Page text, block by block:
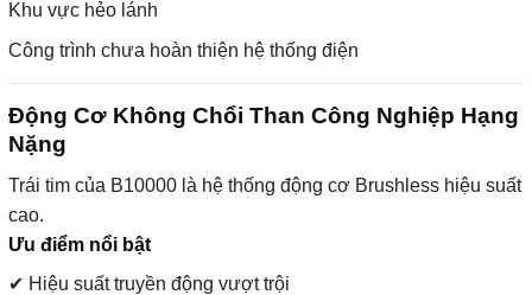
Khu vực hẻo lánh
Công trình chưa hoàn thiện hệ thống điện
Động Cơ Không Chổi Than Công Nghiệp Hạng
Nặng
Trái tim của B10000 là hệ thống động cơ Brushless hiệu suất
cao.
Ưu điểm nổi bật
✔ Hiệu suất truyền động vượt trội